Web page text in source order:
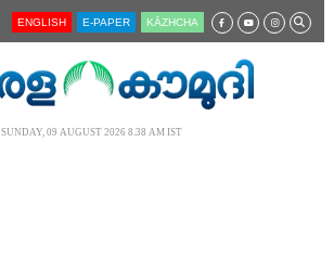
ENGLISH E-PAPER KĀZHCHA
SUNDAY, 09 AUGUST 2026 8.38 AM IST